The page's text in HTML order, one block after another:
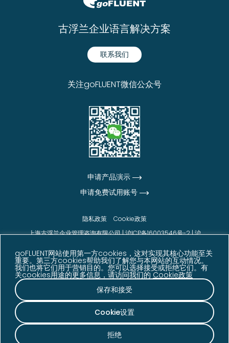
goFLUENT网站使用第一方cookies，这对实现其核心功能至关
重要。第三方cookies帮助我们了解您与本网站的互动情况。
我们也将它们用于营销目的。您可以选择接受或拒绝它们。有
关cookies用途的更多信息，请访问我们的Cookie政策
Cookie设置
拒绝
保存和接受
古浮兰企业语言解决方案
联系我们
关注goFLUENT微信公众号
申请产品演示
申请免费试用账号
隐私政策
Cookie政策
上海古浮兰企业管理咨询有限公司 |沪ICP备16003546号-2|沪
© goFLUENT 2026版权所有
声明：本网站展示的信息、数据及客户反馈内容来源于
goFLUENT 内部数据、客户反馈、调研结果及其他相关
资料，仅供参考。相关数据可能因业务发展、统计周期
等因素发生变化。